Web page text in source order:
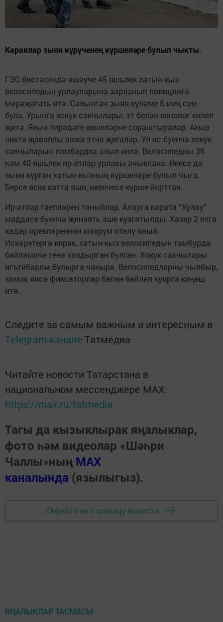
Караклар зыян күрүченең күршеләре булып чыкты.
ГЭС бистәсендә яшәүче 45 яшьлек хатын-кыз
велосипедын урлауларына зарланып полициягә
мөрәҗәгать итә. Салынган зыян күләме 8 мең сум
була. Урынга хокук сакчылары, эт белән кинолог килеп
җитә. Якын-тирәдәге кешеләрне сораштыралар. Ахыр
чиктә җаваплы эшкә этне җигәләр. Ул ис буенча хокук
сакчыларын ломбардка алып килә. Велосипедны 36
һәм 40 яшьлек ир-атлар урлавы ачыклана. Икесе дә
зыян күргән хатын-кызның күршеләре булып чыга.
Берсе өске катта яши, икенчесе күрше йорттан.
Ир-атлар гаепләрен таныйлар. Аларга карата “Урлау”
маддәсе буенча җинаять эше кузгатылды. Хәзер 2 елга
кадәр ирекләреннән мәхрүм ителү яный.
Искәретергә кирәк, хатын-кыз велосипедын тамбурда
бәйләмичә генә калдырган булган. Хокук сакчылары
игътибарлы булырга чакыра. Велосипедларны чылбыр,
замок яисә фиксаторлар белән бәйләп куярга киңәш
итә.
Следите за самым важным и интересным в
Telegram-канале Татмедиа
Читайте новости Татарстана в
национальном мессенджере MАХ:
https://max.ru/tatmedia
Тагы да кызыклырак яңалыклар,
фото һәм видеолар «Шәһри
Чаллы»ның MAX
каналында (язылыгыз).
Перейти на страницу новости
ЯҢАЛЫКЛАР ТАСМАСЫ